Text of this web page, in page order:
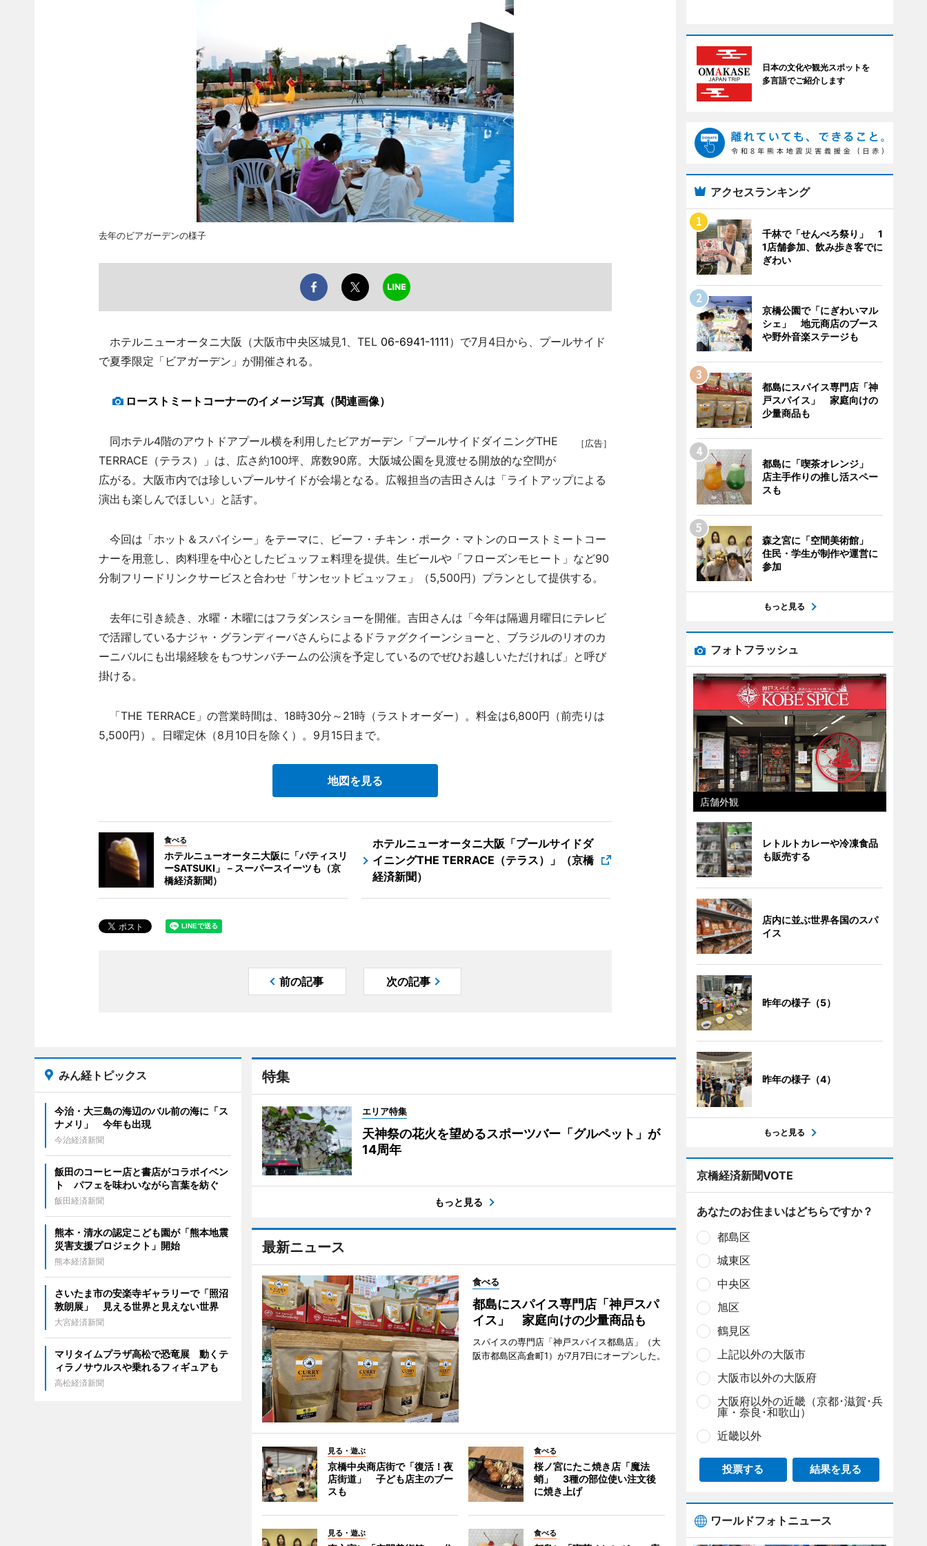
去年のビアガーデンの様子
ホテルニューオータニ大阪（大阪市中央区城見1、TEL 06-6941-1111）で7月4日から、プールサイド
で夏季限定「ビアガーデン」が開催される。
ローストミートコーナーのイメージ写真（関連画像）
［広告］
同ホテル4階のアウトドアプール横を利用したビアガーデン「プールサイドダイニングTHE
TERRACE（テラス）」は、広さ約100坪、席数90席。大阪城公園を見渡せる開放的な空間が
広がる。大阪市内では珍しいプールサイドが会場となる。広報担当の吉田さんは「ライトアップによる
演出も楽しんでほしい」と話す。
今回は「ホット＆スパイシー」をテーマに、ビーフ・チキン・ポーク・マトンのローストミートコー
ナーを用意し、肉料理を中心としたビュッフェ料理を提供。生ビールや「フローズンモヒート」など90
分制フリードリンクサービスと合わせ「サンセットビュッフェ」（5,500円）プランとして提供する。
去年に引き続き、水曜・木曜にはフラダンスショーを開催。吉田さんは「今年は隔週月曜日にテレビ
で活躍しているナジャ・グランディーバさんらによるドラァグクイーンショーと、ブラジルのリオのカ
ーニバルにも出場経験をもつサンバチームの公演を予定しているのでぜひお越しいただければ」と呼び
掛ける。
「THE TERRACE」の営業時間は、18時30分～21時（ラストオーダー）。料金は6,800円（前売りは
5,500円）。日曜定休（8月10日を除く）。9月15日まで。
地図を見る
食べる
ホテルニューオータニ大阪に「パティスリ
ーSATSUKI」－スーパースイーツも（京
橋経済新聞）
ホテルニューオータニ大阪「プールサイドダ
イニングTHE TERRACE（テラス）」（京橋
経済新聞）
前の記事 次の記事
特集
エリア特集
天神祭の花火を望めるスポーツバー「グルペット」が
14周年
もっと見る
最新ニュース
食べる
都島にスパイス専門店「神戸スパ
イス」 家庭向けの少量商品も
スパイスの専門店「神戸スパイス都島店」（大
阪市都島区高倉町1）が7月7日にオープンした。
見る・遊ぶ
京橋中央商店街で「復活！夜
店街道」 子ども店主のブー
スも
食べる
桜ノ宮にたこ焼き店「魔法
蛸」 3種の部位使い注文後
に焼き上げ
見る・遊ぶ 食べる
みん経トピックス
今治・大三島の海辺のバル前の海に「ス
ナメリ」 今年も出現
今治経済新聞
飯田のコーヒー店と書店がコラボイベン
ト パフェを味わいながら言葉を紡ぐ
飯田経済新聞
熊本・清水の認定こども園が「熊本地震
災害支援プロジェクト」開始
熊本経済新聞
さいたま市の安楽寺ギャラリーで「照沼
敦朗展」 見える世界と見えない世界
大宮経済新聞
マリタイムプラザ高松で恐竜展 動くテ
ィラノサウルスや乗れるフィギュアも
高松経済新聞
日本の文化や観光スポットを
多言語でご紹介します
アクセスランキング
千林で「せんべろ祭り」 1
1店舗参加、飲み歩き客でに
ぎわい
京橋公園で「にぎわいマル
シェ」 地元商店のブース
や野外音楽ステージも
都島にスパイス専門店「神
戸スパイス」 家庭向けの
少量商品も
都島に「喫茶オレンジ」
店主手作りの推し活スペー
スも
森之宮に「空間美術館」
住民・学生が制作や運営に
参加
もっと見る
フォトフラッシュ
店舗外観
レトルトカレーや冷凍食品
も販売する
店内に並ぶ世界各国のスパ
イス
昨年の様子（5）
昨年の様子（4）
もっと見る
京橋経済新聞VOTE
あなたのお住まいはどちらですか？
都島区
城東区
中央区
旭区
鶴見区
上記以外の大阪市
大阪市以外の大阪府
大阪府以外の近畿（京都･滋賀･兵
庫・奈良･和歌山）
近畿以外
投票する 結果を見る
ワールドフォトニュース